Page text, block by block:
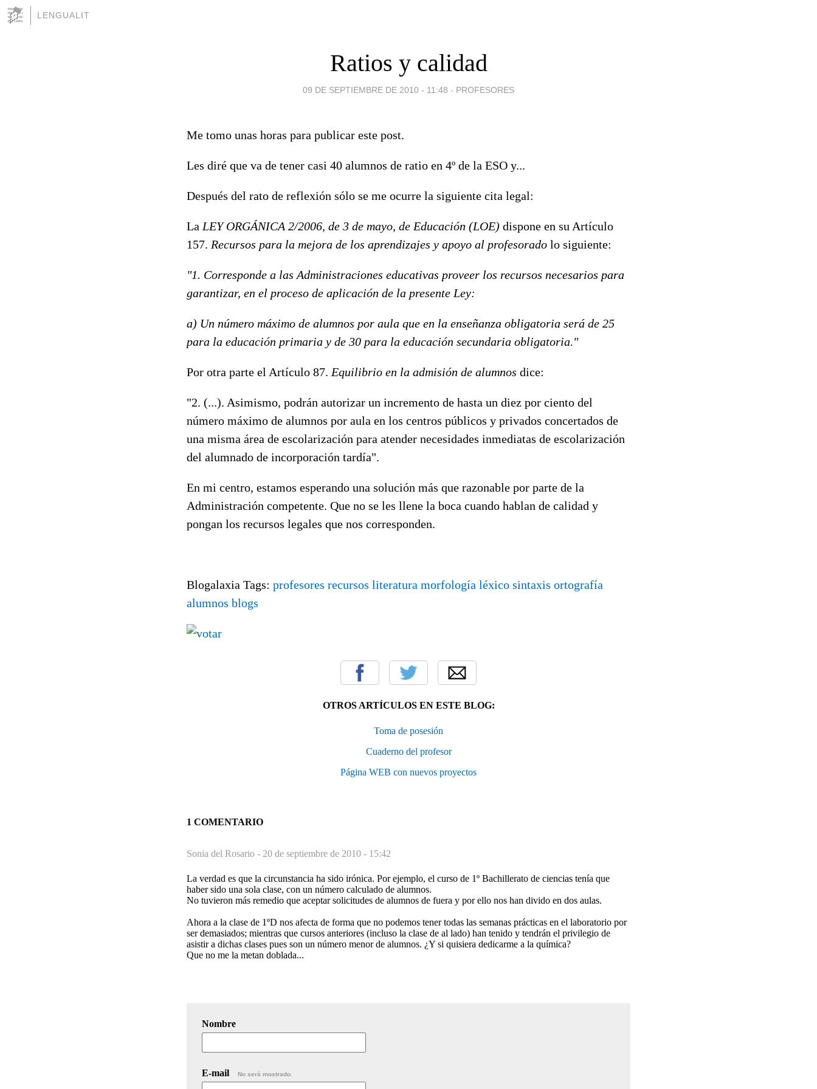
LENGUALIT
Ratios y calidad
09 DE SEPTIEMBRE DE 2010 - 11:48 - PROFESORES
Me tomo unas horas para publicar este post.
Les diré que va de tener casi 40 alumnos de ratio en 4º de la ESO y...
Después del rato de reflexión sólo se me ocurre la siguiente cita legal:
La LEY ORGÁNICA 2/2006, de 3 de mayo, de Educación (LOE) dispone en su Artículo
157. Recursos para la mejora de los aprendizajes y apoyo al profesorado lo siguiente:
"1. Corresponde a las Administraciones educativas proveer los recursos necesarios para
garantizar, en el proceso de aplicación de la presente Ley:
a) Un número máximo de alumnos por aula que en la enseñanza obligatoria será de 25
para la educación primaria y de 30 para la educación secundaria obligatoria."
Por otra parte el Artículo 87. Equilibrio en la admisión de alumnos dice:
"2. (...). Asimismo, podrán autorizar un incremento de hasta un diez por ciento del
número máximo de alumnos por aula en los centros públicos y privados concertados de
una misma área de escolarización para atender necesidades inmediatas de escolarización
del alumnado de incorporación tardía".
En mi centro, estamos esperando una solución más que razonable por parte de la
Administración competente. Que no se les llene la boca cuando hablan de calidad y
pongan los recursos legales que nos corresponden.
Blogalaxia Tags: profesores recursos literatura morfología léxico sintaxis ortografía
alumnos blogs
OTROS ARTÍCULOS EN ESTE BLOG:
Toma de posesión
Cuaderno del profesor
Página WEB con nuevos proyectos
1 COMENTARIO
Sonia del Rosario - 20 de septiembre de 2010 - 15:42
La verdad es que la circunstancia ha sido irónica. Por ejemplo, el curso de 1º Bachillerato de ciencias tenía que
haber sido una sola clase, con un número calculado de alumnos.
No tuvieron más remedio que aceptar solicitudes de alumnos de fuera y por ello nos han divido en dos aulas.
Ahora a la clase de 1ºD nos afecta de forma que no podemos tener todas las semanas prácticas en el laboratorio por
ser demasiados; mientras que cursos anteriores (incluso la clase de al lado) han tenido y tendrán el privilegio de
asistir a dichas clases pues son un número menor de alumnos. ¿Y si quisiera dedicarme a la química?
Que no me la metan doblada...
Nombre
E-mail No será mostrado.